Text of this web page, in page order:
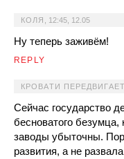
КОЛЯ 12:45, 12.05
Ну теперь заживём!
REPLY
КРОВАТИ ПЕРЕДВИГАЕТ
Сейчас государство
бесноватого
заводы убыточны.
развития, а не